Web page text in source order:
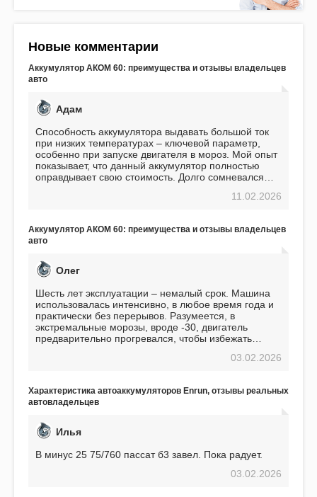
Новые комментарии
Аккумулятор АКОМ 60: преимущества и отзывы владельцев
авто
Адам
Способность аккумулятора выдавать большой ток
при низких температурах – ключевой параметр,
особенно при запуске двигателя в мороз. Мой опыт
показывает, что данный аккумулятор полностью
оправдывает свою стоимость. Долго сомневался
пожалел. Считаю, что это отличное вложение,11.02.2026
Аккумулятор АКОМ 60: преимущества и отзывы владельцев
авто
Олег
Шесть лет эксплуатации – немалый срок. Машина
использовалась интенсивно, в любое время года и
практически без перерывов. Разумеется, в
экстремальные морозы, вроде -30, двигатель
предварительно прогревался, чтобы избежать
использования не было ни единой поломки,
EFB 75. Судя по характеристикам, он даже
превосходит предыдущую модель.
03.02.2026
Характеристика автоаккумуляторов Enrun, отзывы реальных
автовладельцев
Илья
В минус 25 75/760 пассат б3 завел. Пока радует.
03.02.2026